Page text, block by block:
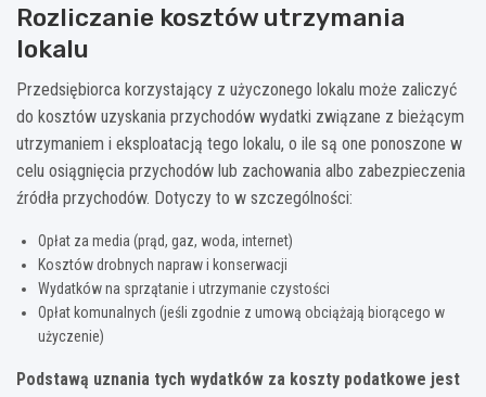
Rozliczanie kosztów utrzymania
lokalu
Przedsiębiorca korzystający z użyczonego lokalu może zaliczyć
do kosztów uzyskania przychodów wydatki związane z bieżącym
utrzymaniem i eksploatacją tego lokalu, o ile są one ponoszone w
celu osiągnięcia przychodów lub zachowania albo zabezpieczenia
źródła przychodów. Dotyczy to w szczególności:
Opłat za media (prąd, gaz, woda, internet)
Kosztów drobnych napraw i konserwacji
Wydatków na sprzątanie i utrzymanie czystości
Opłat komunalnych (jeśli zgodnie z umową obciążają biorącego w
użyczenie)
Podstawą uznania tych wydatków za koszty podatkowe jest